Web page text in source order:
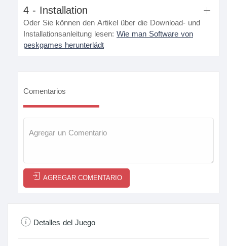
4 - Installation
Oder Sie können den Artikel über die Download- und
Installationsanleitung lesen: Wie man Software von
peskgames herunterlädt
Comentarios
AGREGAR COMENTARIO
Detalles del Juego